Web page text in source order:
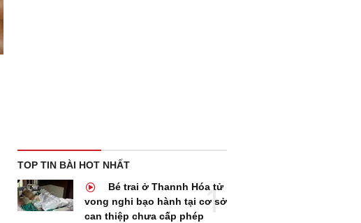
TOP TIN BÀI HOT NHẤT
Bé trai ở Thannh Hóa tử
vong nghi bạo hành tại cơ sở
can thiệp chưa cấp phép